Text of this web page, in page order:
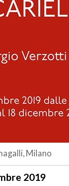
Milano
2019